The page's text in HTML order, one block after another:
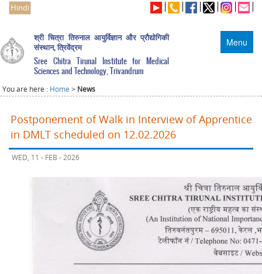
Hindi
Menu
श्री चित्रा तिरुनाल आयुर्विज्ञान और प्रौद्योगिकी
संस्थान, त्रिवेंद्रम
Sree Chitra Tirunal Institute for Medical
Sciences and Technology, Trivandrum
You are here : Home > News
Postponement of Walk in Interview of Apprentice
in DMLT scheduled on 12.02.2026
WED, 11 - FEB - 2026